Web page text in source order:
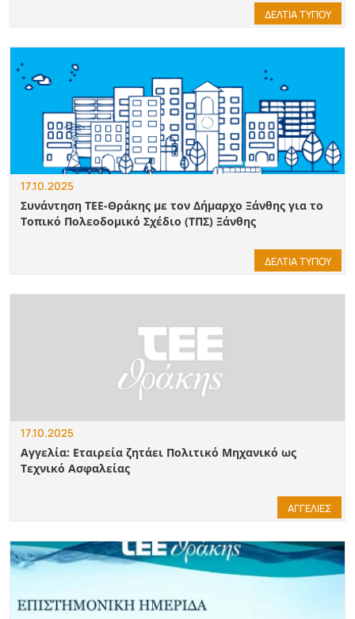
ΔΕΛΤΙΑ ΤΥΠΟΥ
17.10.2025
Συνάντηση ΤΕΕ-Θράκης με τον Δήμαρχο Ξάνθης για το
Τοπικό Πολεοδομικό Σχέδιο (ΤΠΣ) Ξάνθης
ΔΕΛΤΙΑ ΤΥΠΟΥ
17.10.2025
Αγγελία: Εταιρεία ζητάει Πολιτικό Μηχανικό ως
Τεχνικό Ασφαλείας
ΑΓΓΕΛΙΕΣ